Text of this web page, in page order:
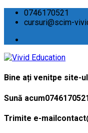
0746170521
cursuri@scim-
Bine ați venitpe site-
Sună acum
Trimite e-mail